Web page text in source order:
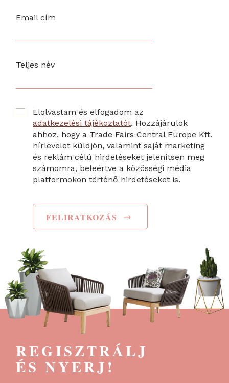
Email cím
Teljes név
Elolvastam és elfogadom az
adatkezelési tájékoztatót. Hozzájárulok
ahhoz, hogy a Trade Fairs Central Europe Kft.
hírlevelet küldjön, valamint saját marketing
és reklám célú hirdetéseket jelenítsen meg
számomra, beleértve a közösségi média
platformokon történő hirdetéseket is.
FELIRATKOZÁS →
REGISZTRÁLJ
ÉS NYERJ!